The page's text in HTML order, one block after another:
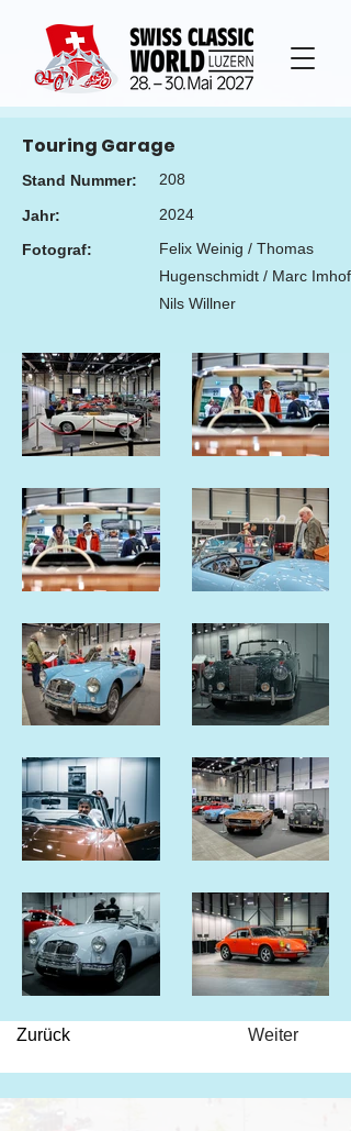
Touring Garage
Stand Nummer: 208
Jahr:
2024
Fotograf:
Felix Weinig / Thomas
Hugenschmidt / Marc Imhof /
Nils Willner
Zurück Weiter